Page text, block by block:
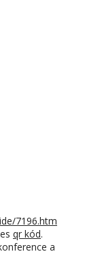
7196.htm
qr kód.
a